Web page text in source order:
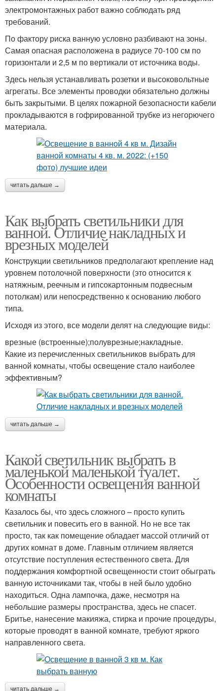
электромонтажных работ важно соблюдать ряд
требований.
По фактору риска ванную условно разбивают на зоны.
Самая опасная расположена в радиусе 70-100 см по
горизонтали и 2,5 м по вертикали от источника воды.
Здесь нельзя устанавливать розетки и высоковольтные
агрегаты. Все элементы проводки обязательно должны
быть закрытыми. В целях пожарной безопасности кабели
прокладываются в гофрированной трубке из негорючего
материала.
читать дальше →
Как выбрать светильники для
ванной. Отличие накладных и
врезных моделей
Конструкции светильников предполагают крепление над
уровнем потолочной поверхности (это относится к
натяжным, реечным и гипсокартонным подвесным
потолкам) или непосредственно к основанию любого
типа.
Исходя из этого, все модели делят на следующие виды:
врезные (встроенные);полуврезные;накладные.
Какие из перечисленных светильников выбрать для
ванной комнаты, чтобы освещение стало наиболее
эффективным?
читать дальше →
Какой светильник выбрать в
маленькой маленькой туалет.
Особенности освещения ванной
комнаты
Казалось бы, что здесь сложного – просто купить
светильник и повесить его в ванной. Но не все так
просто, так как помещение обладает массой отличий от
других комнат в доме. Главным отличием является
отсутствие поступления естественного света. Для
поддержания комфортной освещенности стоит обыграть
ванную источниками так, чтобы в ней было удобно
находиться. Одна лампочка, даже, несмотря на
небольшие размеры пространства, здесь не спасет.
Бритье, нанесение макияжа, стирка и прочие процедуры,
которые проводят в ванной комнате, требуют яркого
направленного света.
читать дальше →